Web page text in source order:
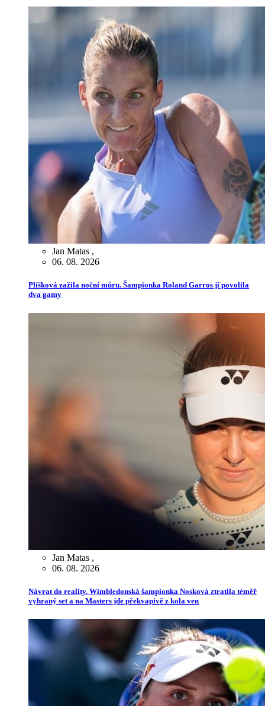
Jan Matas ,
06. 08. 2026
Plíšková zažila noční můru. Šampionka Roland Garros jí povolila
dva gamy
Jan Matas ,
06. 08. 2026
Návrat do reality. Wimbledonská šampionka Nosková ztratila téměř
vyhraný set a na Masters jde překvapivě z kola ven